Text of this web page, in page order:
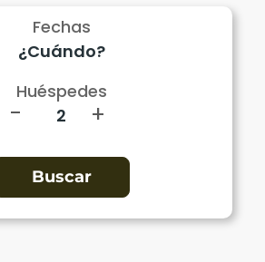
Fechas
Huéspedes
- +